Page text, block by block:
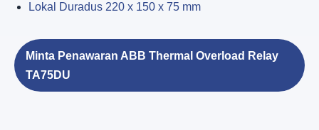
Lokal Duradus 220 x 150 x 75 mm
Minta Penawaran ABB Thermal Overload Relay
TA75DU